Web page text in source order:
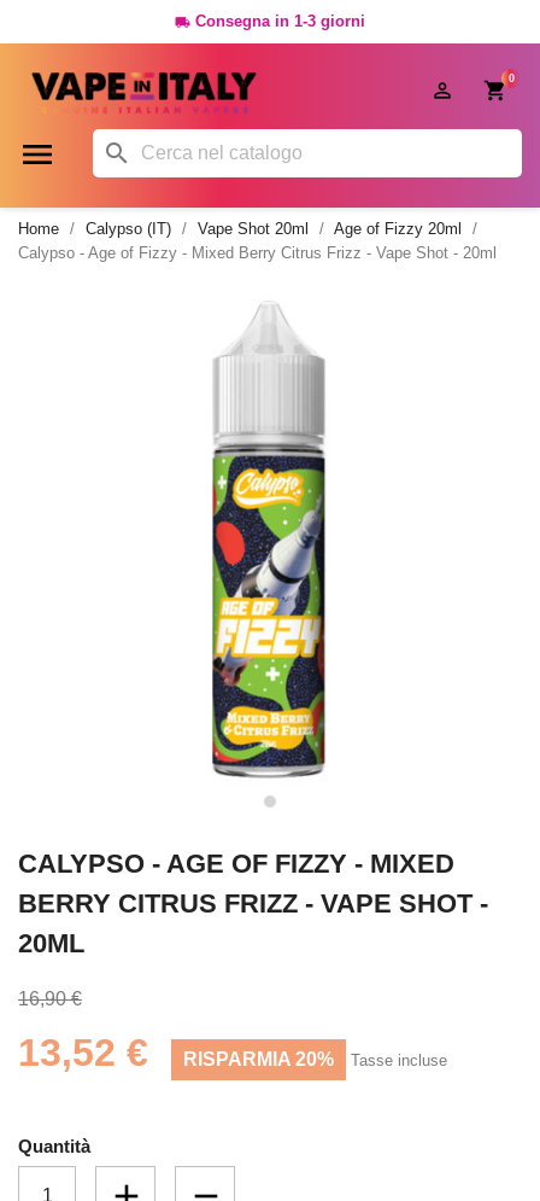
 Consegna in 1-3 giorni
0

 
Home Calypso (IT) Vape Shot 20ml
Age of Fizzy 20ml
Calypso - Age of Fizzy - Mixed Berry Citrus Frizz - Vape Shot - 20ml
CALYPSO - AGE OF FIZZY - MIXED
BERRY CITRUS FRIZZ - VAPE SHOT -
20ML
16,90 €
13,52 € RISPARMIA 20% Tasse incluse
Quantità